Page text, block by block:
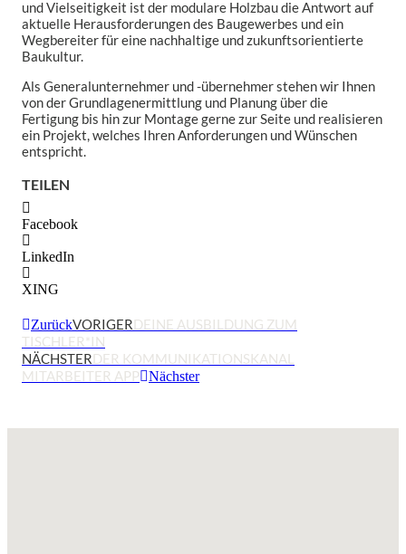
und Vielseitigkeit ist der modulare Holzbau die Antwort auf
aktuelle Herausforderungen des Baugewerbes und ein
Wegbereiter für eine nachhaltige und zukunftsorientierte
Baukultur.
Als Generalunternehmer und -übernehmer stehen wir Ihnen
von der Grundlagenermittlung und Planung über die
Fertigung bis hin zur Montage gerne zur Seite und realisieren
ein Projekt, welches Ihren Anforderungen und Wünschen
entspricht.
TEILEN
Facebook
LinkedIn
XING
ZurückVORIGERDEINE AUSBILDUNG ZUM
TISCHLER*IN
NÄCHSTERDER KOMMUNIKATIONSKANAL
MITARBEITER APP
Nächster